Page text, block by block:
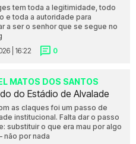
tem toda a legitimidade, todo
e toda a autoridade para
a ser o senhor que se segue no
| 16:22
0
MATOS DOS SANTOS
do Estádio de Alvalade
as claques foi um passo de
institucional. Falta dar o passo
substituir o que era mau por algo
não por nada